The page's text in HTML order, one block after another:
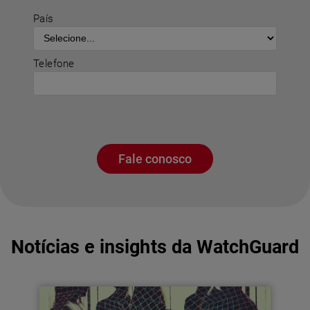
País
Telefone
Fale conosco
Notícias e insights da WatchGuard